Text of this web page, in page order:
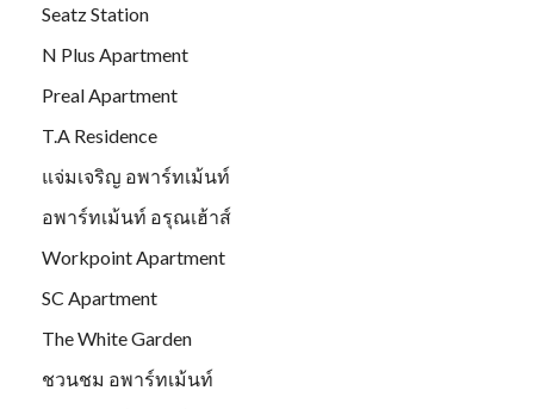
Seatz Station
N Plus Apartment
Preal Apartment
T.A Residence
แจ่มเจริญ อพาร์ทเม้นท์
อพาร์ทเม้นท์ อรุณเฮ้าส์
Workpoint Apartment
SC Apartment
The White Garden
ชวนชม อพาร์ทเม้นท์